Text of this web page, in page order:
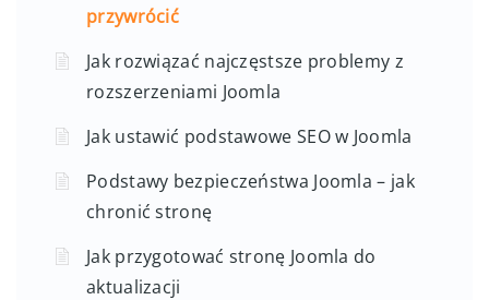
przywrócić
Jak rozwiązać najczęstsze problemy z
rozszerzeniami Joomla
Jak ustawić podstawowe SEO w Joomla
Podstawy bezpieczeństwa Joomla – jak
chronić stronę
Jak przygotować stronę Joomla do
aktualizacji